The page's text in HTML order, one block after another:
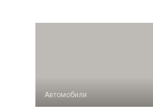
Автомобили